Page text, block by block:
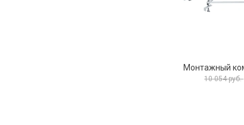
10 054 руб.